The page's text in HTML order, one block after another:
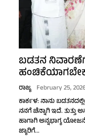
ಬಡತನ
ರಾಜ್ಯ February 25,
ಕಾರ್ಕಳ: ನಾನು
ನನಗೆ ಚೆನ್ನಾಗಿ ಇದೆ. ತುತ್ತು
ಹಾಗಾಗಿ ಅನ್ನಭಾಗ್ಯ
ಜ್ಯಾರಿಗೆ...